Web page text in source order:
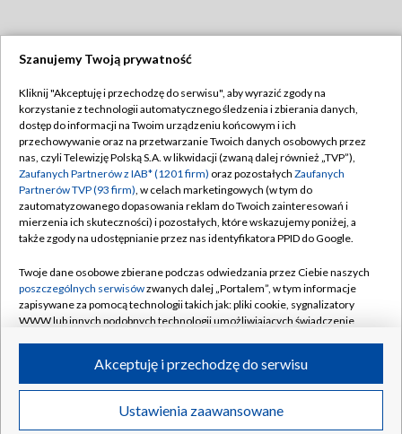
TVP
Abonament TVP
Emisja w TVP
Centrum informacji TVP
Naziemna Telewizja Cyfrowa
Rada Programowa
System NOS
Informacje o nadawcy
Program dla prasy
Ogłoszenie przetargowe
Regulamin TVP
Polityka prywatności
Moje zgody
Pomoc
Kontakt
Kanały
©2026 Telewizja Polska S.A. w likwidacji
Szanujemy Twoją prywatność
Kliknij "Akceptuję i przechodzę do serwisu", aby wyrazić zgody na
korzystanie z technologii automatycznego śledzenia i zbierania danych,
dostęp do informacji na Twoim urządzeniu końcowym i ich
przechowywanie oraz na przetwarzanie Twoich danych osobowych przez
nas, czyli Telewizję Polską S.A. w likwidacji (zwaną dalej również „TVP”),
Zaufanych Partnerów z IAB* (1201 firm) oraz pozostałych Zaufanych
Partnerów TVP (93 firm), w celach marketingowych (w tym do
zautomatyzowanego dopasowania reklam do Twoich zainteresowań i
mierzenia ich skuteczności) i pozostałych, które wskazujemy poniżej, a
także zgody na udostępnianie przez nas identyfikatora PPID do Google.
Twoje dane osobowe zbierane podczas odwiedzania przez Ciebie naszych
poszczególnych serwisówzwanych dalej „Portalem”, w tym informacje
zapisywane za pomocą technologii takich jak: pliki cookie, sygnalizatory
WWW lub innych podobnych technologii umożliwiających świadczenie
ruchu w Internecie.
Twoje dane osobowe zbierane podczas odwiedzania przez Ciebie
poszczególnych serwisówna Portalu, takie jak adresy IP, identyfikatory
Ustawienia zaawansowane
Akceptuję i przechodzę do serwisu